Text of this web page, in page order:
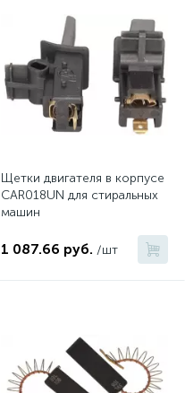
Щетки двигателя в корпусе
CAR018UN для стиральных
машин
1 087.66 руб. /шт